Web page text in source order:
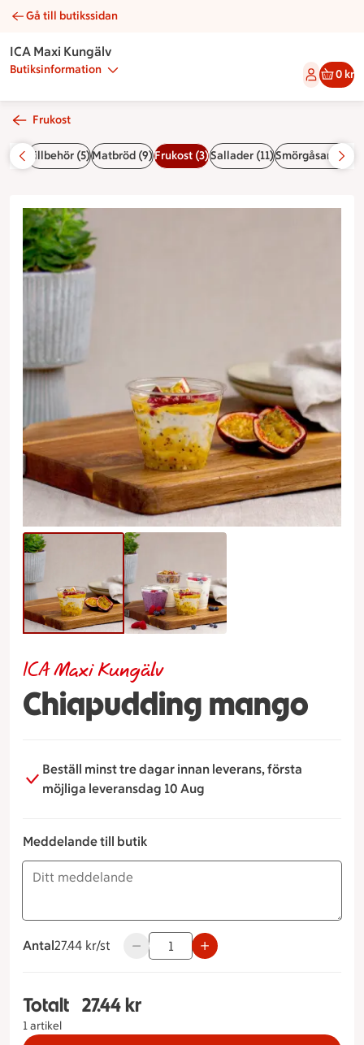
Chiapudding mango | Catering ICA Maxi Kungälv
Gå till butikssidan
ICA Maxi Kungälv
Butiksinformation 0 kr
Frukost
(3) Tillbehör (5)Matbröd (9)Frukost (3)Sallader (11)Smörgåsar/
Chiapudding mango
ICA Maxi Kungälv
Beställ minst tre dagar innan leverans, första
möjliga leveransdag 10 Aug
Meddelande till butik
Antal
27.44 kronor styck
27.44 kr/st Använd knapparna för att minska eller
Totalt
1 artikel
Totalt 1 stycken Chiapudding Mango, 27.44
27.44 kr